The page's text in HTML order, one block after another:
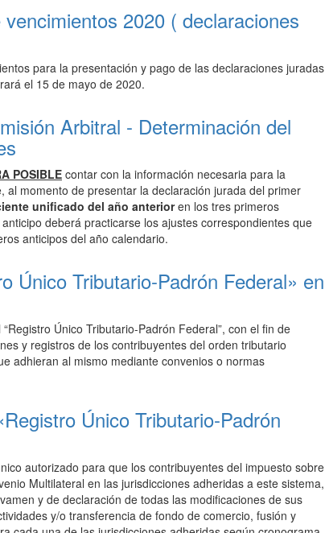
2020 ( declaraciones
para la presentación y pago de las declaraciones juradas
el 15 de mayo de 2020.
Arbitral - Determinación del
POSIBLE contar con la información necesaria para la
momento de presentar la declaración jurada del primer
unificado del año anterioren los tres primeros
deberá practicarse los ajustes correspondientes que
anticipos del año calendario.
Único Tributario-Padrón Federal» en
“Registro Único Tributario-Padrón Federal”, con el fin de
y registros de los contribuyentes del orden tributario
adhieran al mismo mediante convenios o normas
Único Tributario-Padrón
autorizado para que los contribuyentes del impuesto sobre
Multilateral en las jurisdicciones adheridas a este sistema,
y de declaración de todas las modificaciones de sus
y/o transferencia de fondo de comercio, fusión y